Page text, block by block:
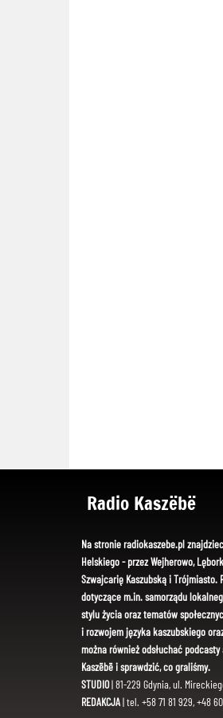
Radio Kaszëbë
Na stronie radiokaszebe.pl
Helskiego - przez Wejherowo,
Szwajcarię Kaszubską i Trójmiasto.
dotyczące m.in. samorządu
stylu życia oraz tematów
i rozwojem języka kaszubskiego
można również odsłuchać
Kaszëbë i sprawdzić, co graliśmy.
STUDIO| 81-229 Gdynia, ul.
REDAKCJA| tel. +58 71 81 929, +48